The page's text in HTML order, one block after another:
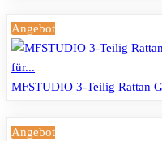
Angebot
MFSTUDIO 3-Teilig Rattan
Angebot